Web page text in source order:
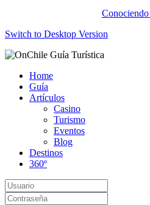
Switch to Desktop Version
Home
Guía
Artículos
Casino
Turismo
Eventos
Blog
Destinos
360º